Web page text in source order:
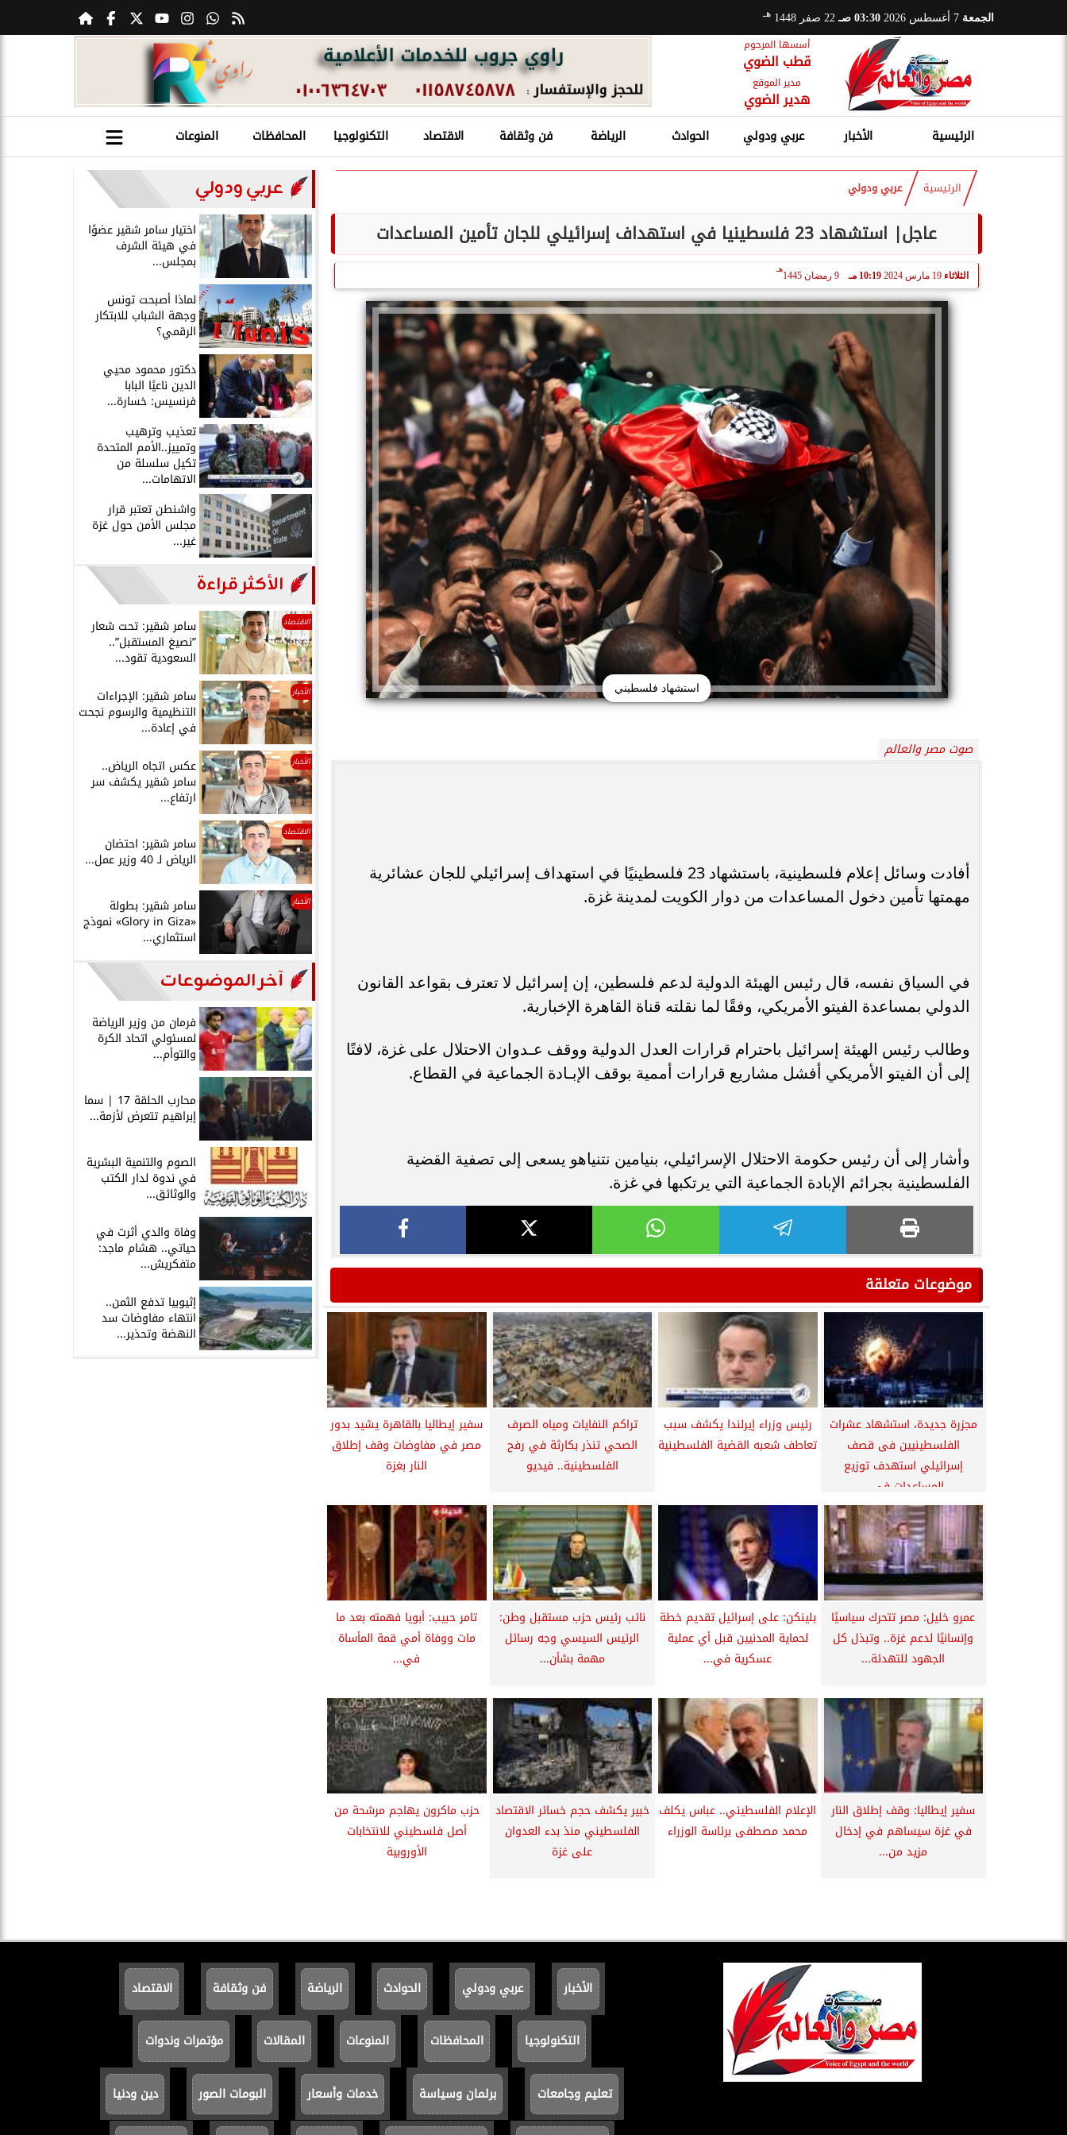
الجمعة 03:30 صـ 22 صفر 1448 هـ
أسسها المرحوم
قطب الضوي
مدير الموقع
هدير الضوي
الرئيسية الأخبار عربي ودولي الحوادث الرياضة فن وثقافة الاقتصاد التكنولوجيا المحافظات المنوعات
الرئيسية عربي ودولي
عاجل| استشهاد 23 فلسطينيا في استهداف إسرائيلي للجان تأمين المساعدات
الثلاثاء 19 مارس 2024 10:19 مـ 9 رمضان 1445
هـ
استشهاد فلسطيني
صوت مصر والعالم
أفادت وسائل إعلام فلسطينية، باستشهاد 23 فلسطينيًا في استهداف إسرائيلي للجان عشائرية
مهمتها تأمين دخول المساعدات من دوار الكويت لمدينة ‎غزة.
في السياق نفسه، قال رئيس الهيئة الدولية لدعم فلسطين، إن إسرائيل لا تعترف بقواعد القانون
الدولي بمساعدة الفيتو الأمريكي، وفقًا لما نقلته قناة القاهرة الإخبارية.
وطالب رئيس الهيئة إسرائيل باحترام قرارات العدل الدولية ووقف عـدوان الاحتلال على غزة، لافتًا
إلى أن الفيتو الأمريكي أفشل مشاريع قرارات أممية بوقف الإبـادة الجماعية في القطاع.
وأشار إلى أن رئيس حكومة الاحتلال الإسرائيلي، بنيامين نتنياهو يسعى إلى تصفية القضية
الفلسطينية بجرائم الإبادة الجماعية التي يرتكبها في غزة.
موضوعات متعلقة
مجزرة جديدة، استشهاد عشرات
الفلسطينيين فى قصف
إسرائيلي استهدف توزيع
المساعدات في...
رئيس وزراء إيرلندا يكشف سبب
تعاطف شعبه القضية الفلسطينية
تراكم النفايات ومياه الصرف
الصحي تنذر بكارثة في رفح
الفلسطينية.. فيديو
سفير إيطاليا بالقاهرة يشيد بدور
مصر في مفاوضات وقف إطلاق
النار بغزة
عمرو خليل: مصر تتحرك سياسيًا
وإنسانيًا لدعم غزة.. وتبذل كل
الجهود للتهدئة...
بلينكن: على إسرائيل تقديم خطة
لحماية المدنيين قبل أي عملية
عسكرية في...
نائب رئيس حزب مستقبل وطن:
الرئيس السيسي وجه رسائل
مهمة بشأن...
تامر حبيب: أبويا فهمته بعد ما
مات ووفاة أمي قمة المأساة
في...
سفير إيطاليا: وقف إطلاق النار
في غزة سيساهم في إدخال
مزيد من...
الإعلام الفلسطيني.. عباس يكلف
محمد مصطفى برئاسة الوزراء
خبير يكشف حجم خسائر الاقتصاد
الفلسطيني منذ بدء العدوان
على غزة
حزب ماكرون يهاجم مرشحة من
أصل فلسطيني للانتخابات
الأوروبية
عربي ودولي
اختيار سامر شقير عضوًا
في هيئة الشرف
بمجلس...
لماذا أصبحت تونس
وجهة الشباب للابتكار
الرقمي؟
دكتور محمود محيي
الدين ناعيًا البابا
فرنسيس: خسارة...
تعذيب وترهيب
وتمييز..الأمم المتحدة
تكيل سلسلة من
الاتهامات...
واشنطن تعتبر قرار
مجلس الأمن حول غزة
غير...
الأكثر قراءة
الاقتصاد سامر شقير: تحت شعار
”نصيغ المستقبل”..
السعودية تقود...
الأخبار سامر شقير: الإجراءات
التنظيمية والرسوم نجحت
في إعادة...
الأخبار عكس اتجاه الرياض..
سامر شقير يكشف سر
ارتفاع...
الاقتصاد
سامر شقير: احتضان
الرياض لـ 40 وزير عمل...
الأخبار سامر شقير: بطولة
«Glory in Giza» نموذج
استثماري...
آخر الموضوعات
فرمان من وزير الرياضة
لمسئولي اتحاد الكرة
والتوأم...
محارب الحلقة 17 | سما
إبراهيم تتعرض لأزمة...
الصوم والتنمية البشرية
في ندوة لدار الكتب
والوثائق...
وفاة والدي أثرت في
حياتي.. هشام ماجد:
متفكريش...
إثيوبيا تدفع الثمن..
انتهاء مفاوضات سد
النهضة وتحذير...
الأخبار عربي ودولي الحوادث الرياضة فن وثقافة الاقتصاد
التكنولوجيا المحافظات المنوعات المقالات مؤتمرات وندوات
تعليم وجامعات برلمان وسياسة خدمات وأسعار البومات الصور دين ودنيا